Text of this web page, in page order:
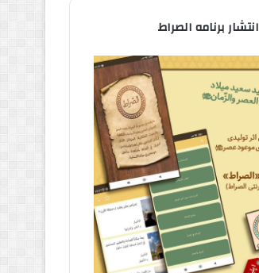
انتشار برنامه الصراط